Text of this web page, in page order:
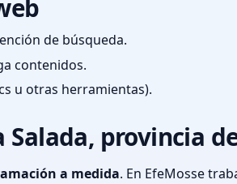
de búsqueda.
contenidos.
u otras herramientas).
provincia
a medida. En EfeMosse